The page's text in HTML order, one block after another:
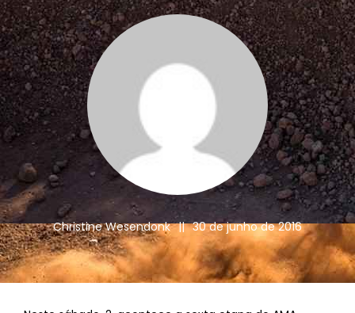
Christine Wesendonk || 30 de junho de 2016